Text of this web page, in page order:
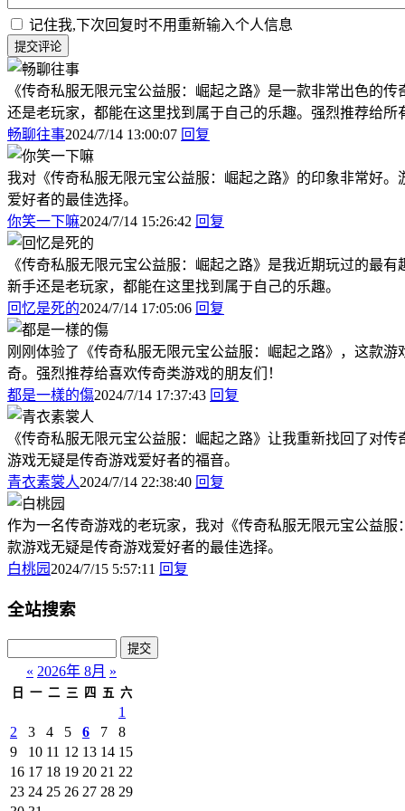
记住我,下次回复时不用重新输入个人信息
提交评论
《传奇私服无限元宝公益服：崛起之路》是一款非常出色的
还是老玩家，都能在这里找到属于自己的乐趣。强烈推荐给所
畅聊往事2024/7/14 13:00:07 回复
我对《传奇私服无限元宝公益服：崛起之路》的印象非常好
爱好者的最佳选择。
你笑一下嘛2024/7/14 15:26:42 回复
《传奇私服无限元宝公益服：崛起之路》是我近期玩过的最
新手还是老玩家，都能在这里找到属于自己的乐趣。
回忆是死的2024/7/14 17:05:06 回复
刚刚体验了《传奇私服无限元宝公益服：崛起之路》，这款
奇。强烈推荐给喜欢传奇类游戏的朋友们！
都是一樣的傷2024/7/14 17:37:43 回复
《传奇私服无限元宝公益服：崛起之路》让我重新找回了对
游戏无疑是传奇游戏爱好者的福音。
青衣素裳人2024/7/14 22:38:40 回复
作为一名传奇游戏的老玩家，我对《传奇私服无限元宝公益
款游戏无疑是传奇游戏爱好者的最佳选择。
白桃园 2024/7/15 5:57:11 回复
全站搜索
« 2026年 8月 »
日 一 二 三 四 五 六
1
2
3 4 5 6 7
8
9
10 11 12 13 14 15
16 17 18 19 20 21 22
23 24 25 26 27 28 29